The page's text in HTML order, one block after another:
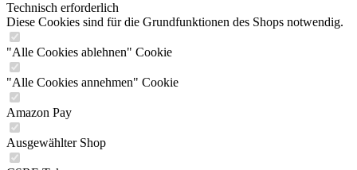
Technisch erforderlich
Diese Cookies sind für die Grundfunktionen des Shops notwendig.
"Alle Cookies ablehnen" Cookie
"Alle Cookies annehmen" Cookie
Amazon Pay
Ausgewählter Shop